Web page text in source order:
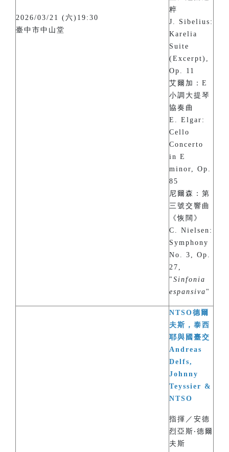
2026/03/21 (六)19:30
臺中市中山堂
粹
J. Sibelius:
Karelia
Suite
(Excerpt),
Op. 11
艾爾加：E
小調大提琴
協奏曲
E. Elgar:
Cello
Concerto
in E
minor, Op.
85
尼爾森：第
三號交響曲
《恢闊》
C. Nielsen:
Symphony
No. 3, Op.
27,
" Sinfonia
espansiva "
NTSO德爾
夫斯，泰西
耶與國臺交
Andreas
Delfs,
Johnny
Teyssier &
NTSO
指揮／安德
烈亞斯‧德爾
夫斯